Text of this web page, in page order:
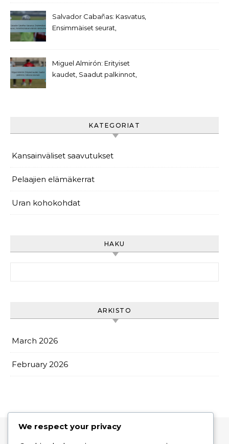
Salvador Cabañas: Kasvatus,
Ensimmäiset seurat,
Miguel Almirón: Erityiset
kaudet, Saadut palkinnot,
KATEGORIAT
Kansainväliset saavutukset
Pelaajien elämäkerrat
Uran kohokohdat
HAKU
ARKISTO
March 2026
February 2026
We respect your privacy